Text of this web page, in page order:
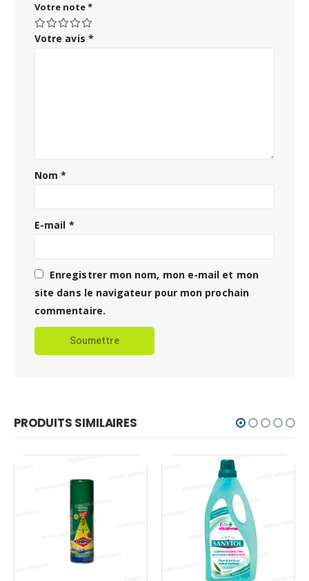
Votre note*
Votre avis *
Nom*
E-mail *
Enregistrer mon nom, mon e-mail et mon
site dans le navigateur pour mon prochain
commentaire.
PRODUITS SIMILAIRES